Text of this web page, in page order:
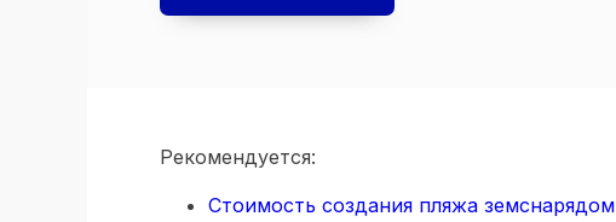
Рекомендуется:
Стоимость создания пляжа земснарядом